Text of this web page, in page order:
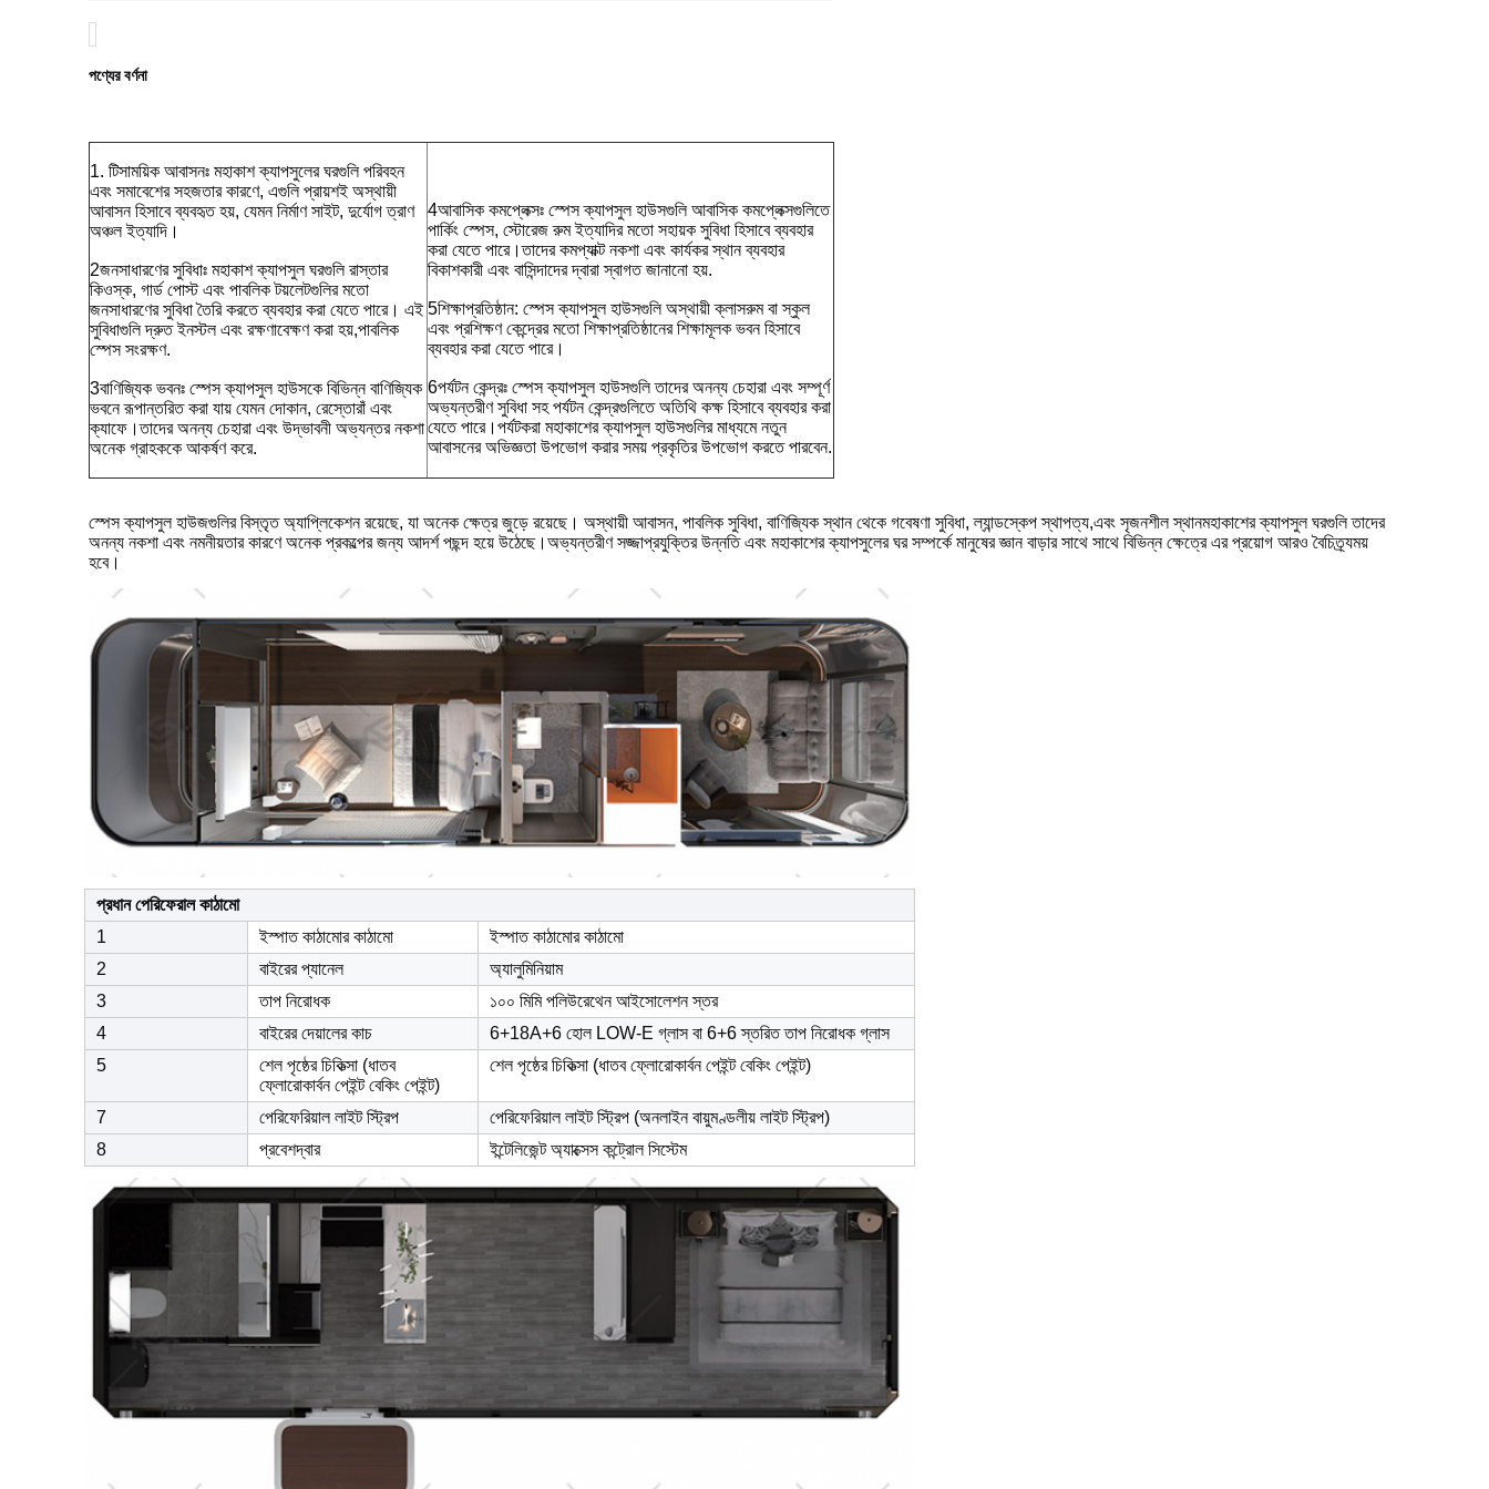
পণ্যের বর্ণনা
1. টিসাময়িক আবাসনঃ মহাকাশ ক্যাপসুলের ঘরগুলি পরিবহন
এবং সমাবেশের সহজতার কারণে, এগুলি প্রায়শই অস্থায়ী
আবাসন হিসাবে ব্যবহৃত হয়, যেমন নির্মাণ সাইট, দুর্যোগ ত্রাণ
অঞ্চল ইত্যাদি।
2জনসাধারণের সুবিধাঃ মহাকাশ ক্যাপসুল ঘরগুলি রাস্তার
কিওস্ক, গার্ড পোস্ট এবং পাবলিক টয়লেটগুলির মতো
জনসাধারণের সুবিধা তৈরি করতে ব্যবহার করা যেতে পারে। এই
সুবিধাগুলি দ্রুত ইনস্টল এবং রক্ষণাবেক্ষণ করা হয়,পাবলিক
স্পেস সংরক্ষণ.
3বাণিজ্যিক ভবনঃ স্পেস ক্যাপসুল হাউসকে বিভিন্ন বাণিজ্যিক
ভবনে রূপান্তরিত করা যায় যেমন দোকান, রেস্তোরাঁ এবং
ক্যাফে।তাদের অনন্য চেহারা এবং উদ্ভাবনী অভ্যন্তর নকশা
অনেক গ্রাহককে আকর্ষণ করে.
4আবাসিক কমপ্লেক্সঃ স্পেস ক্যাপসুল হাউসগুলি আবাসিক কমপ্লেক্সগুলিতে
পার্কিং স্পেস, স্টোরেজ রুম ইত্যাদির মতো সহায়ক সুবিধা হিসাবে ব্যবহার
করা যেতে পারে।তাদের কমপ্যাক্ট নকশা এবং কার্যকর স্থান ব্যবহার
বিকাশকারী এবং বাসিন্দাদের দ্বারা স্বাগত জানানো হয়.
5শিক্ষাপ্রতিষ্ঠান: স্পেস ক্যাপসুল হাউসগুলি অস্থায়ী ক্লাসরুম বা স্কুল
এবং প্রশিক্ষণ কেন্দ্রের মতো শিক্ষাপ্রতিষ্ঠানের শিক্ষামূলক ভবন হিসাবে
ব্যবহার করা যেতে পারে।
6পর্যটন কেন্দ্রঃ স্পেস ক্যাপসুল হাউসগুলি তাদের অনন্য চেহারা এবং সম্পূর্ণ
অভ্যন্তরীণ সুবিধা সহ পর্যটন কেন্দ্রগুলিতে অতিথি কক্ষ হিসাবে ব্যবহার করা
যেতে পারে।পর্যটকরা মহাকাশের ক্যাপসুল হাউসগুলির মাধ্যমে নতুন
আবাসনের অভিজ্ঞতা উপভোগ করার সময় প্রকৃতির উপভোগ করতে পারবেন.
স্পেস ক্যাপসুল হাউজগুলির বিস্তৃত অ্যাপ্লিকেশন রয়েছে, যা অনেক ক্ষেত্র জুড়ে রয়েছে। অস্থায়ী আবাসন, পাবলিক সুবিধা, বাণিজ্যিক স্থান থেকে গবেষণা সুবিধা, ল্যান্ডস্কেপ স্থাপত্য,এবং সৃজনশীল স্থানমহাকাশের ক্যাপসুল ঘরগুলি তাদের
অনন্য নকশা এবং নমনীয়তার কারণে অনেক প্রকল্পের জন্য আদর্শ পছন্দ হয়ে উঠেছে।অভ্যন্তরীণ সজ্জাপ্রযুক্তির উন্নতি এবং মহাকাশের ক্যাপসুলের ঘর সম্পর্কে মানুষের জ্ঞান বাড়ার সাথে সাথে বিভিন্ন ক্ষেত্রে এর প্রয়োগ আরও বৈচিত্র্যময়
হবে।
প্রধান পেরিফেরাল কাঠামো
1
ইস্পাত কাঠামোর কাঠামো
ইস্পাত কাঠামোর কাঠামো
2
বাইরের প্যানেল
অ্যালুমিনিয়াম
3
তাপ নিরোধক
১০০ মিমি পলিউরেথেন আইসোলেশন স্তর
4
বাইরের দেয়ালের কাচ
6+18A+6 হোল LOW-E গ্লাস বা 6+6 স্তরিত তাপ নিরোধক গ্লাস
5
শেল পৃষ্ঠের চিকিত্সা (ধাতব
ফ্লোরোকার্বন পেইন্ট বেকিং পেইন্ট)
শেল পৃষ্ঠের চিকিত্সা (ধাতব ফ্লোরোকার্বন পেইন্ট বেকিং পেইন্ট)
7 পেরিফেরিয়াল লাইট স্ট্রিপ
পেরিফেরিয়াল লাইট স্ট্রিপ (অনলাইন বায়ুমণ্ডলীয় লাইট স্ট্রিপ)
8
প্রবেশদ্বার ইন্টেলিজেন্ট অ্যাক্সেস কন্ট্রোল সিস্টেম